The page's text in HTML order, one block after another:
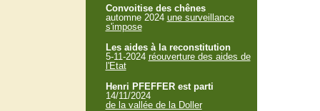
Convoitise des chênes
automne 2024 une surveillance
s'impose
Les aides à la reconstitution
5-11-2024 réouverture des aides de
l'Etat
Henri PFEFFER est parti
14/11/2024
de la vallée de la Doller